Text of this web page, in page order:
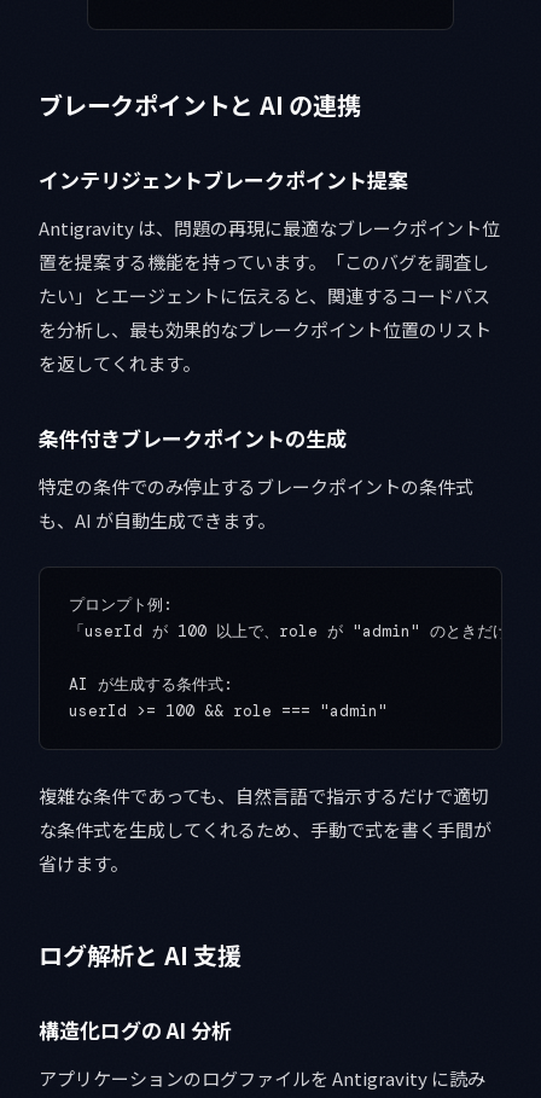
ブレークポイントと AI の連携
インテリジェントブレークポイント提案
Antigravity は、問題の再現に最適なブレークポイント位
置を提案する機能を持っています。「このバグを調査し
たい」とエージェントに伝えると、関連するコードパス
を分析し、最も効果的なブレークポイント位置のリスト
を返してくれます。
条件付きブレークポイントの生成
特定の条件でのみ停止するブレークポイントの条件式
も、AI が自動生成できます。
プロンプト例:
「userId が 100 以上で、role が "admin" のときだけ停止
AI が生成する条件式:
複雑な条件であっても、自然言語で指示するだけで適切
な条件式を生成してくれるため、手動で式を書く手間が
省けます。
ログ解析と AI 支援
構造化ログの AI 分析
アプリケーションのログファイルを Antigravity に読み